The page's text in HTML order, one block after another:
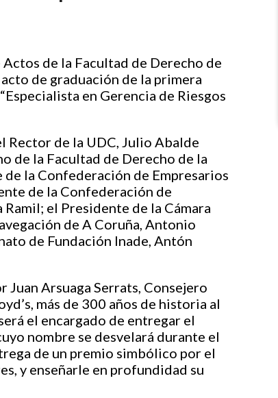
de la Facultad de Derecho de
de graduación de la primera
en Gerencia de Riesgos
Rector de la UDC, Julio Abalde
de la Facultad de Derecho de la
la Confederación de Empresarios
de la Confederación de
el Presidente de la Cámara
de A Coruña, Antonio
de Fundación Inade, Antón
Arsuaga Serrats, Consejero
más de 300 años de historia al
el encargado de entregar el
nombre se desvelará durante el
de un premio simbólico por el
y enseñarle en profundidad su